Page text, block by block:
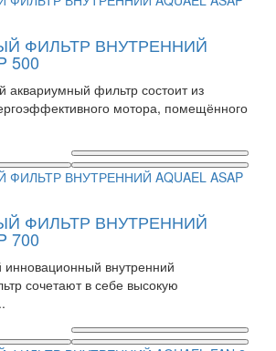
ФИЛЬТР ВНУТРЕННИЙ
500
аквариумный фильтр состоит из
мотора, помещённого
ФИЛЬТР ВНУТРЕННИЙ
700
внутренний
сочетают в себе высокую